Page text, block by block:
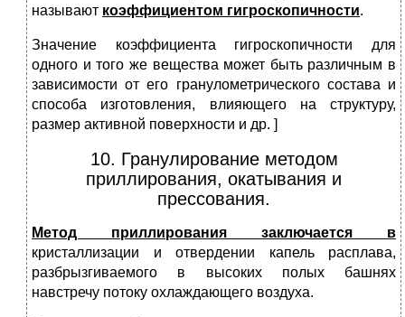
называют коэффициентом гигроскопичности.
Значение коэффициента гигроскопичности для
одного и того же вещества может быть различным в
зависимости от его гранулометрического состава и
способа изготовления, влияющего на структуру,
размер активной поверхности и др. ]
10. Гранулирование методом
приллирования, окатывания и
прессования.
Метод приллирования заключается в
кристаллизации и отвердении капель расплава,
разбрызгиваемого в высоких полых башнях
навстречу потоку охлаждающего воздуха.